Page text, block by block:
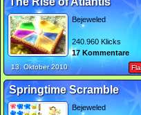
Bejeweled
240.960 Klicks
17 Kommentare
13. Oktober 2010
Springtime Scramble
Bejeweled